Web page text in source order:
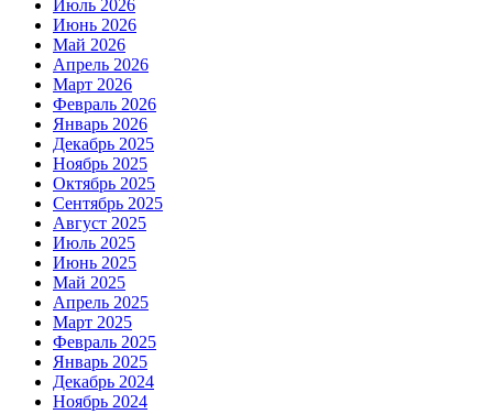
Июль 2026
Июнь 2026
Май 2026
Апрель 2026
Март 2026
Февраль 2026
Январь 2026
Декабрь 2025
Ноябрь 2025
Октябрь 2025
Сентябрь 2025
Август 2025
Июль 2025
Июнь 2025
Май 2025
Апрель 2025
Март 2025
Февраль 2025
Январь 2025
Декабрь 2024
Ноябрь 2024